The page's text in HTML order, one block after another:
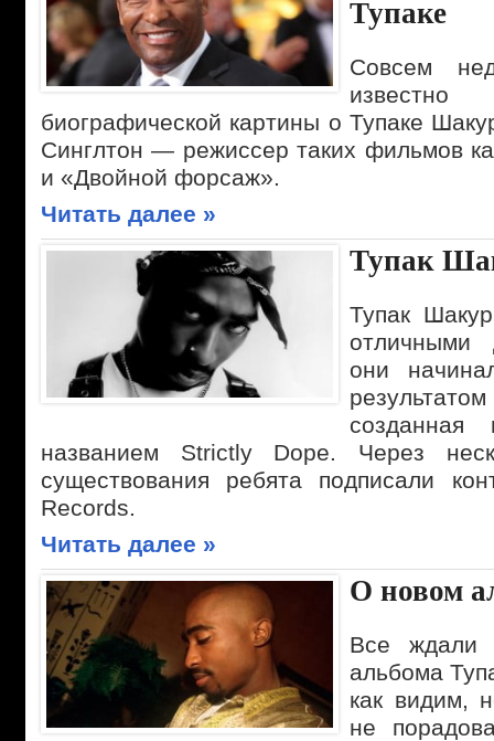
Тупаке
Совсем
известно
биографической картины о Тупаке
Синглтон — режиссер таких фильмов
и «Двойной форсаж».
Читать далее »
Тупак
Тупак
отличными
они
названием Strictly Dope. Через
существования ребята подписали
Records.
Читать далее »
О новом
Все ждали
альбома
как видим,
не